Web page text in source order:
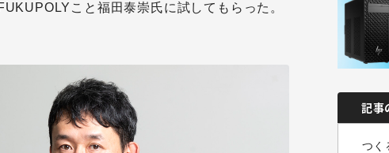
こと福田泰崇氏に試してもらった。
記事
つく